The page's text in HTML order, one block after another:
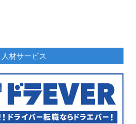
人材サービス